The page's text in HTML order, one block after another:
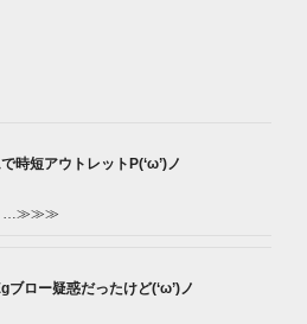
時短アウトレットP(‘ω’)ノ
…≫≫≫
ブロー疑惑だったけど(‘ω’)ノ